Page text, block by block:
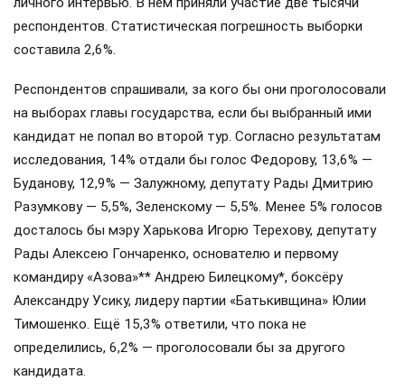
респондентов. Статистическая погрешность выборки
составила 2,6%.
Респондентов спрашивали, за кого бы они проголосовали
на выборах главы государства, если бы выбранный ими
кандидат не попал во второй тур. Согласно результатам
исследования, 14% отдали бы голос Федорову, 13,6% —
Буданову, 12,9% — Залужному, депутату Рады Дмитрию
Разумкову — 5,5%, Зеленскому — 5,5%. Менее 5% голосов
досталось бы мэру Харькова Игорю Терехову, депутату
Рады Алексею Гончаренко, основателю и первому
командиру «Азова»** Андрею Билецкому*, боксёру
Александру Усику, лидеру партии «Батькивщина» Юлии
Тимошенко. Ещё 15,3% ответили, что пока не
определились, 6,2% — проголосовали бы за другого
кандидата.